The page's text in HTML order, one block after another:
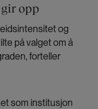
opp
og
på valget om å
forteller
som institusjon